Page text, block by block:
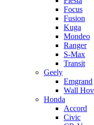
Focus
Fusion
Kuga
Mondeo
Ranger
S-Max
Transit
Geely
Emgrand
Wall
Honda
Accord
Civic